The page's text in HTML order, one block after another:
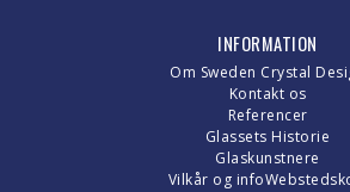
INFORMATION
Om Sweden Crystal
Kontakt os
Referencer
Glassets Historie
Glaskunstnere
Vilkår og info